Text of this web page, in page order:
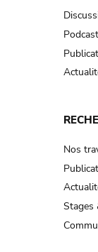
Nos
Stages